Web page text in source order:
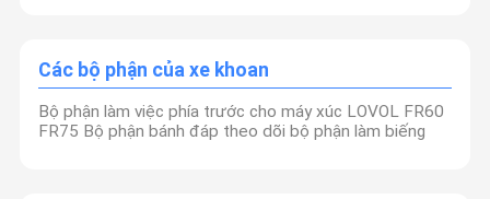
Các bộ phận của xe khoan
Bộ phận làm việc phía trước cho máy xúc LOVOL FR60
FR75 Bộ phận bánh đáp theo dõi bộ phận làm biếng